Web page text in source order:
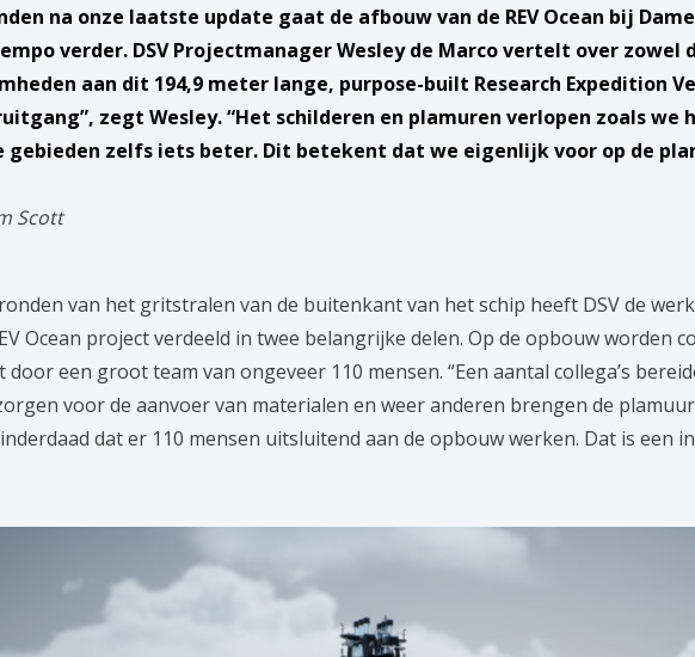
na onze laatste update gaat de afbouw van de REV Ocean bij
verder. DSV Projectmanager Wesley de Marco vertelt over
aan dit 194,9 meter lange, purpose-built Research Expedition
zegt Wesley. “Het schilderen en plamuren verlopen zoals we
gebieden zelfs iets beter. Dit betekent dat we eigenlijk voor op de
Scott
van het gritstralen van de buitenkant van het schip heeft DSV de
Ocean project verdeeld in twee belangrijke delen. Op de opbouw worden
door een groot team van ongeveer 110 mensen. “Een aantal collega’s
voor de aanvoer van materialen en weer anderen brengen de plamuur
dat er 110 mensen uitsluitend aan de opbouw werken. Dat is een